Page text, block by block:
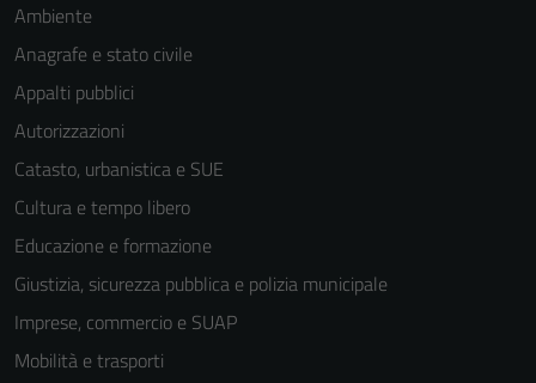
Ambiente
Anagrafe e stato civile
Appalti pubblici
Autorizzazioni
Catasto, urbanistica e SUE
Cultura e tempo libero
Educazione e formazione
Giustizia, sicurezza pubblica e polizia municipale
Imprese, commercio e SUAP
Mobilità e trasporti